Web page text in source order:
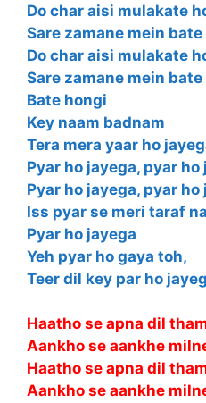
Do char aisi mulakate
Sare zamane mein
Do char aisi mulakate
Sare zamane mein
Bate hongi
Key naam badnam
Tera mera yaar ho
Pyar ho jayega, pyar ho
Pyar ho jayega, pyar ho
Iss pyar se meri taraf
Pyar ho jayega
Yeh pyar ho gaya toh,
Teer dil key par ho
Haatho se apna dil
Aankho se aankhe
Haatho se apna dil
Aankho se aankhe